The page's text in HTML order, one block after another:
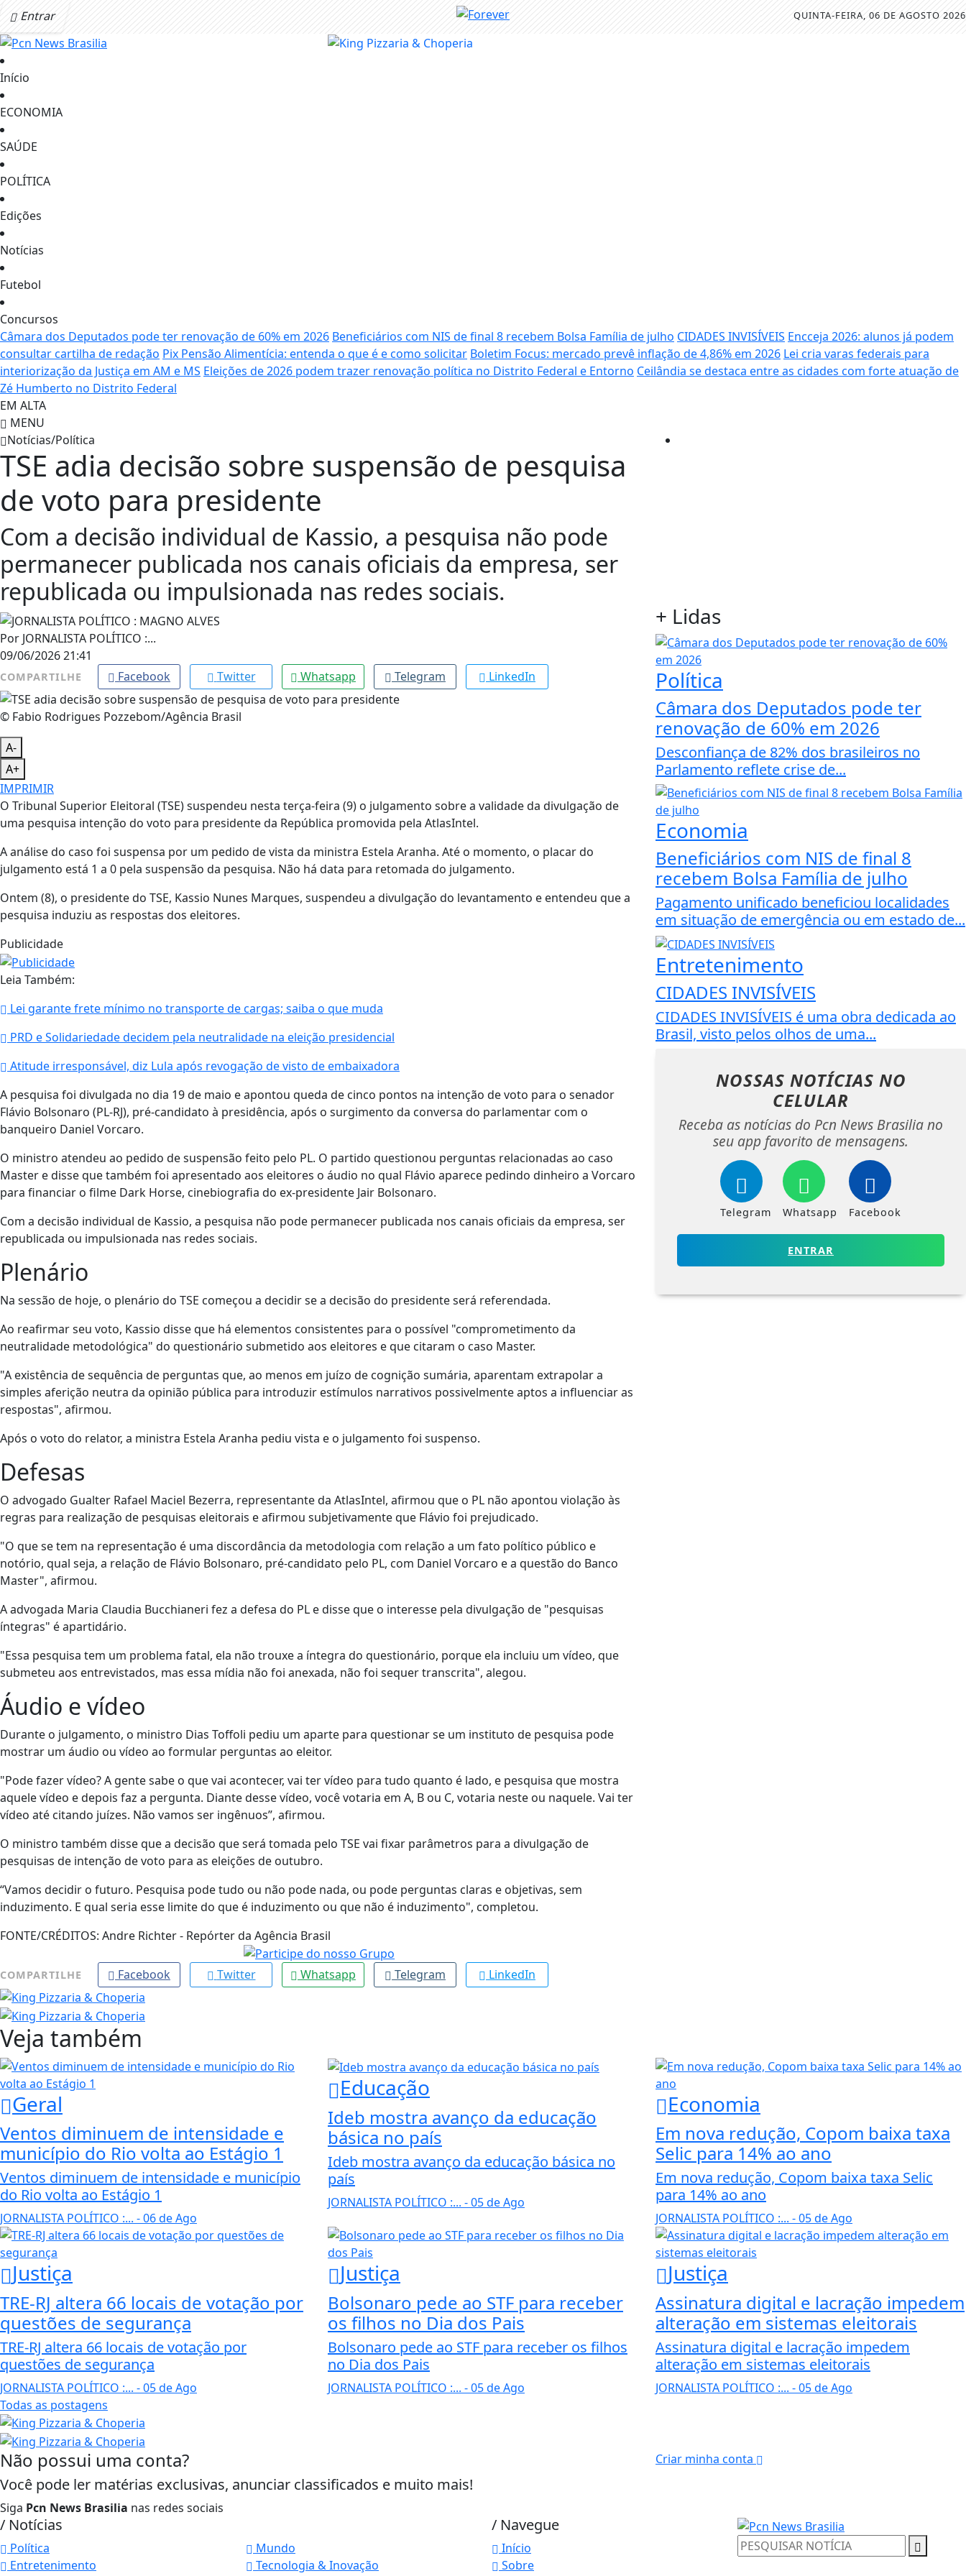
Entrar QUINTA-FEIRA, 06 DE AGOSTO 2026
Início
ECONOMIA
SAÚDE
POLÍTICA
Edições
Notícias
Futebol
Concursos
Câmara dos Deputados pode ter renovação de 60% em 2026 Beneficiários com NIS de final 8 recebem Bolsa Família de julho CIDADES INVISÍVEIS Encceja 2026: alunos já podem
consultar cartilha de redação Pix Pensão Alimentícia: entenda o que é e como solicitar Boletim Focus: mercado prevê inflação de 4,86% em 2026 Lei cria varas federais para
interiorização da Justiça em AM e MS Eleições de 2026 podem trazer renovação política no Distrito Federal e Entorno Ceilândia se destaca entre as cidades com forte atuação de
Zé Humberto no Distrito Federal
EM ALTA
MENU
Notícias/Política
TSE adia decisão sobre suspensão de pesquisa
de voto para presidente
Com a decisão individual de Kassio, a pesquisa não pode
permanecer publicada nos canais oficiais da empresa, ser
republicada ou impulsionada nas redes sociais.
Por JORNALISTA POLÍTICO :...
09/06/2026 21:41
COMPARTILHE Facebook Twitter Whatsapp Telegram LinkedIn
© Fabio Rodrigues Pozzebom/Agência Brasil
A-
A+
IMPRIMIR
O Tribunal Superior Eleitoral (TSE) suspendeu nesta terça-feira (9) o julgamento sobre a validade da divulgação de
uma pesquisa intenção do voto para presidente da República promovida pela AtlasIntel.
A análise do caso foi suspensa por um pedido de vista da ministra Estela Aranha. Até o momento, o placar do
julgamento está 1 a 0 pela suspensão da pesquisa. Não há data para retomada do julgamento.
Ontem (8), o presidente do TSE, Kassio Nunes Marques, suspendeu a divulgação do levantamento e entendeu que a
pesquisa induziu as respostas dos eleitores.
Publicidade
Leia Também:
Lei garante frete mínimo no transporte de cargas; saiba o que muda
PRD e Solidariedade decidem pela neutralidade na eleição presidencial
Atitude irresponsável, diz Lula após revogação de visto de embaixadora
A pesquisa foi divulgada no dia 19 de maio e apontou queda de cinco pontos na intenção de voto para o senador
Flávio Bolsonaro (PL-RJ), pré-candidato à presidência, após o surgimento da conversa do parlamentar com o
banqueiro Daniel Vorcaro.
O ministro atendeu ao pedido de suspensão feito pelo PL. O partido questionou perguntas relacionadas ao caso
Master e disse que também foi apresentado aos eleitores o áudio no qual Flávio aparece pedindo dinheiro a Vorcaro
para financiar o filme Dark Horse, cinebiografia do ex-presidente Jair Bolsonaro.
Com a decisão individual de Kassio, a pesquisa não pode permanecer publicada nos canais oficiais da empresa, ser
republicada ou impulsionada nas redes sociais.
Plenário
Na sessão de hoje, o plenário do TSE começou a decidir se a decisão do presidente será referendada.
Ao reafirmar seu voto, Kassio disse que há elementos consistentes para o possível "comprometimento da
neutralidade metodológica" do questionário submetido aos eleitores e que citaram o caso Master.
"A existência de sequência de perguntas que, ao menos em juízo de cognição sumária, aparentam extrapolar a
simples aferição neutra da opinião pública para introduzir estímulos narrativos possivelmente aptos a influenciar as
respostas", afirmou.
Após o voto do relator, a ministra Estela Aranha pediu vista e o julgamento foi suspenso.
Defesas
O advogado Gualter Rafael Maciel Bezerra, representante da AtlasIntel, afirmou que o PL não apontou violação às
regras para realização de pesquisas eleitorais e afirmou subjetivamente que Flávio foi prejudicado.
"O que se tem na representação é uma discordância da metodologia com relação a um fato político público e
notório, qual seja, a relação de Flávio Bolsonaro, pré-candidato pelo PL, com Daniel Vorcaro e a questão do Banco
Master", afirmou.
A advogada Maria Claudia Bucchianeri fez a defesa do PL e disse que o interesse pela divulgação de "pesquisas
íntegras" é apartidário.
"Essa pesquisa tem um problema fatal, ela não trouxe a íntegra do questionário, porque ela incluiu um vídeo, que
submeteu aos entrevistados, mas essa mídia não foi anexada, não foi sequer transcrita", alegou.
Áudio e vídeo
Durante o julgamento, o ministro Dias Toffoli pediu um aparte para questionar se um instituto de pesquisa pode
mostrar um áudio ou vídeo ao formular perguntas ao eleitor.
"Pode fazer vídeo? A gente sabe o que vai acontecer, vai ter vídeo para tudo quanto é lado, e pesquisa que mostra
aquele vídeo e depois faz a pergunta. Diante desse vídeo, você votaria em A, B ou C, votaria neste ou naquele. Vai ter
vídeo até citando juízes. Não vamos ser ingênuos”, afirmou.
O ministro também disse que a decisão que será tomada pelo TSE vai fixar parâmetros para a divulgação de
pesquisas de intenção de voto para as eleições de outubro.
“Vamos decidir o futuro. Pesquisa pode tudo ou não pode nada, ou pode perguntas claras e objetivas, sem
induzimento. E qual seria esse limite do que é induzimento ou que não é induzimento", completou.
FONTE/CRÉDITOS: Andre Richter - Repórter da Agência Brasil
COMPARTILHE Facebook Twitter Whatsapp Telegram LinkedIn
+ Lidas
Política
Câmara dos Deputados pode ter
renovação de 60% em 2026
Desconfiança de 82% dos brasileiros no
Parlamento reflete crise de...
Economia
Beneficiários com NIS de final 8
recebem Bolsa Família de julho
Pagamento unificado beneficiou localidades
em situação de emergência ou em estado de...
Entretenimento
CIDADES INVISÍVEIS
CIDADES INVISÍVEIS é uma obra dedicada ao
Brasil, visto pelos olhos de uma...
NOSSAS NOTÍCIAS NO
CELULAR
Receba as notícias do Pcn News Brasilia no
seu app favorito de mensagens.
Telegram Whatsapp Facebook
ENTRAR
Veja também
Geral
Ventos diminuem de intensidade e
município do Rio volta ao Estágio 1
Ventos diminuem de intensidade e município
do Rio volta ao Estágio 1
JORNALISTA POLÍTICO :... - 06 de Ago
Educação
Ideb mostra avanço da educação
básica no país
Ideb mostra avanço da educação básica no
país
JORNALISTA POLÍTICO :... - 05 de Ago
Economia
Em nova redução, Copom baixa taxa
Selic para 14% ao ano
Em nova redução, Copom baixa taxa Selic
para 14% ao ano
JORNALISTA POLÍTICO :... - 05 de Ago
Justiça
TRE-RJ altera 66 locais de votação por
questões de segurança
TRE-RJ altera 66 locais de votação por
questões de segurança
JORNALISTA POLÍTICO :... - 05 de Ago
Justiça
Bolsonaro pede ao STF para receber
os filhos no Dia dos Pais
Bolsonaro pede ao STF para receber os filhos
no Dia dos Pais
JORNALISTA POLÍTICO :... - 05 de Ago
Justiça
Assinatura digital e lacração impedem
alteração em sistemas eleitorais
Assinatura digital e lacração impedem
alteração em sistemas eleitorais
JORNALISTA POLÍTICO :... - 05 de Ago
Todas as postagens
Não possui uma conta?
Você pode ler matérias exclusivas, anunciar classificados e muito mais!
Criar minha conta
Siga Pcn News Brasilia nas redes sociais
/ Notícias
Política
Mundo
Entretenimento
Tecnologia & Inovação
/ Navegue
Início
Sobre